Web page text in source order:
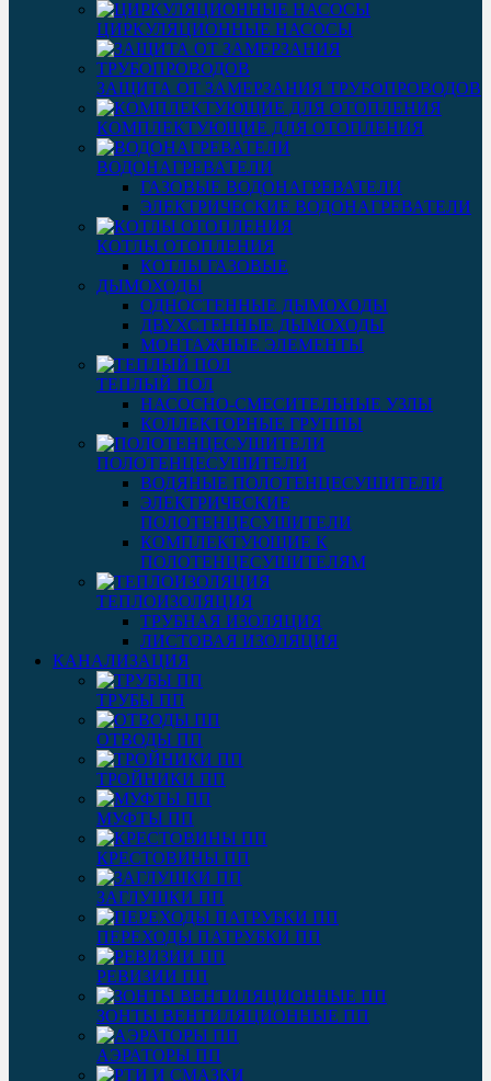
ЦИРКУЛЯЦИОННЫЕ НАСОСЫ
ЗАЩИТА ОТ ЗАМЕРЗАНИЯ ТРУБОПРОВОДОВ
КОМПЛЕКТУЮЩИЕ ДЛЯ ОТОПЛЕНИЯ
ВОДОНАГРЕВАТЕЛИ
ГАЗОВЫЕ ВОДОНАГРЕВАТЕЛИ
ЭЛЕКТРИЧЕСКИЕ ВОДОНАГРЕВАТЕЛИ
КОТЛЫ ОТОПЛЕНИЯ
КОТЛЫ ГАЗОВЫЕ
ДЫМОХОДЫ
ОДНОСТЕННЫЕ ДЫМОХОДЫ
ДВУХСТЕННЫЕ ДЫМОХОДЫ
МОНТАЖНЫЕ ЭЛЕМЕНТЫ
ТЕПЛЫЙ ПОЛ
НАСОСНО-СМЕСИТЕЛЬНЫЕ УЗЛЫ
КОЛЛЕКТОРНЫЕ ГРУППЫ
ПОЛОТЕНЦЕСУШИТЕЛИ
ВОДЯНЫЕ ПОЛОТЕНЦЕСУШИТЕЛИ
ЭЛЕКТРИЧЕСКИЕ
ПОЛОТЕНЦЕСУШИТЕЛИ
КОМПЛЕКТУЮЩИЕ К
ПОЛОТЕНЦЕСУШИТЕЛЯМ
ТЕПЛОИЗОЛЯЦИЯ
ТРУБНАЯ ИЗОЛЯЦИЯ
ЛИСТОВАЯ ИЗОЛЯЦИЯ
КАНАЛИЗАЦИЯ
ТРУБЫ ПП
ОТВОДЫ ПП
ТРОЙНИКИ ПП
МУФТЫ ПП
КРЕСТОВИНЫ ПП
ЗАГЛУШКИ ПП
ПЕРЕХОДЫ ПАТРУБКИ ПП
РЕВИЗИИ ПП
ЗОНТЫ ВЕНТИЛЯЦИОННЫЕ ПП
АЭРАТОРЫ ПП